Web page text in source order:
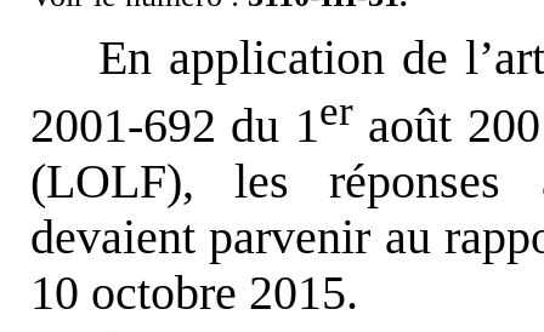
En application de
2001-692 du 1eraoût
(LOLF), les réponses
devaient parvenir au
10 octobre 2015.